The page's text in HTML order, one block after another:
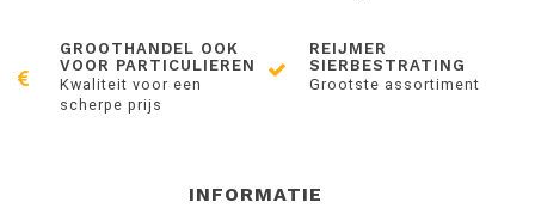
GROOTHANDEL OOK
VOOR PARTICULIEREN
Kwaliteit voor een
scherpe prijs
REIJMER
SIERBESTRATING
Grootste assortiment
INFORMATIE